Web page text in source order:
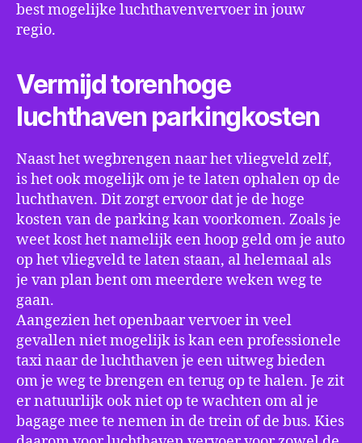
best mogelijke luchthavenvervoer in jouw
regio.
Vermijd torenhoge
luchthaven parkingkosten
Naast het wegbrengen naar het vliegveld zelf,
is het ook mogelijk om je te laten ophalen op de
luchthaven. Dit zorgt ervoor dat je de hoge
kosten van de parking kan voorkomen. Zoals je
weet kost het namelijk een hoop geld om je auto
op het vliegveld te laten staan, al helemaal als
je van plan bent om meerdere weken weg te
gaan.
Aangezien het openbaar vervoer in veel
gevallen niet mogelijk is kan een professionele
taxi naar de luchthaven je een uitweg bieden
om je weg te brengen en terug op te halen. Je zit
er natuurlijk ook niet op te wachten om al je
bagage mee te nemen in de trein of de bus. Kies